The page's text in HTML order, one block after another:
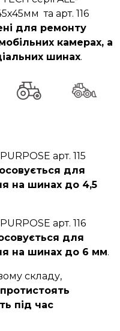
та арт. 116
для ремонту
камерах, а
шинах.
арт. 115
для
на шинах до 4,5
арт. 116
для
на шинах до 6 мм.
складу,
під час